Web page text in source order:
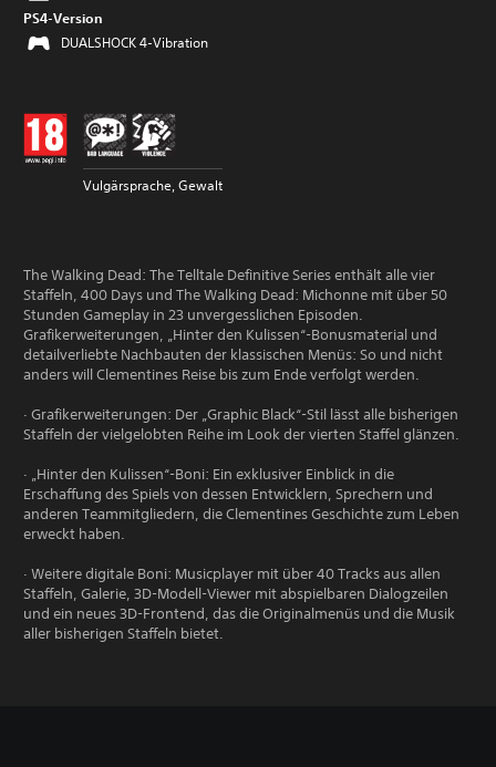
PS4-Version
DUALSHOCK 4-Vibration
Vulgärsprache, Gewalt
The Walking Dead: The Telltale Definitive Series enthält alle vier
Staffeln, 400 Days und The Walking Dead: Michonne mit über 50
Stunden Gameplay in 23 unvergesslichen Episoden.
Grafikerweiterungen, „Hinter den Kulissen“-Bonusmaterial und
detailverliebte Nachbauten der klassischen Menüs: So und nicht
anders will Clementines Reise bis zum Ende verfolgt werden.
· Grafikerweiterungen: Der „Graphic Black“-Stil lässt alle bisherigen
Staffeln der vielgelobten Reihe im Look der vierten Staffel glänzen.
· „Hinter den Kulissen“-Boni: Ein exklusiver Einblick in die
Erschaffung des Spiels von dessen Entwicklern, Sprechern und
anderen Teammitgliedern, die Clementines Geschichte zum Leben
erweckt haben.
· Weitere digitale Boni: Musicplayer mit über 40 Tracks aus allen
Staffeln, Galerie, 3D-Modell-Viewer mit abspielbaren Dialogzeilen
und ein neues 3D-Frontend, das die Originalmenüs und die Musik
aller bisherigen Staffeln bietet.